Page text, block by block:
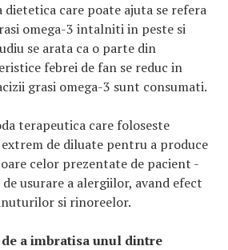
care poate ajuta se refera
omega-3 intalniti in peste si
se arata ca o parte din
febrei de fan se reduc in
grasi omega-3 sunt consumati.
terapeutica care foloseste
de diluate pentru a produce
celor prezentate de pacient -
usurare a alergiilor, avand efect
si rinoreelor.
a imbratisa unul dintre